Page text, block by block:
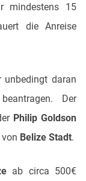
mindestens 15
die Anreise
unbedingt daran
Der
Philip Goldson
Belize Stadt.
ab circa 500€